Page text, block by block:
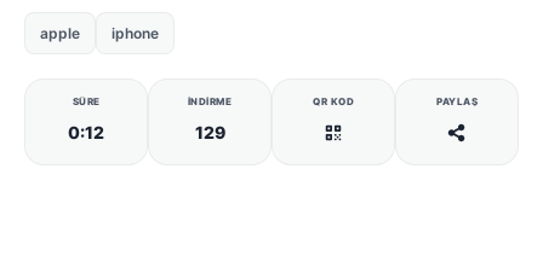
apple iphone
SÜRE
0:12
İNDIRME
129
QR KOD PAYLAŞ